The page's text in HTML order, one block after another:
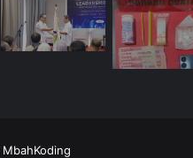
MbahKoding